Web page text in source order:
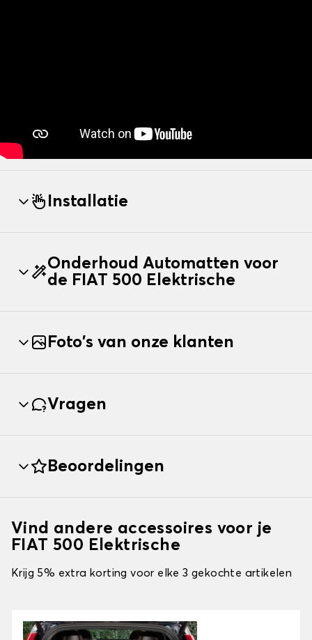
Installatie
Onderhoud Automatten voor
de FIAT 500 Elektrische
Foto's van onze klanten
Vragen
Beoordelingen
Vind andere accessoires voor je
FIAT 500 Elektrische
Krijg 5% extra korting voor elke 3 gekochte artikelen